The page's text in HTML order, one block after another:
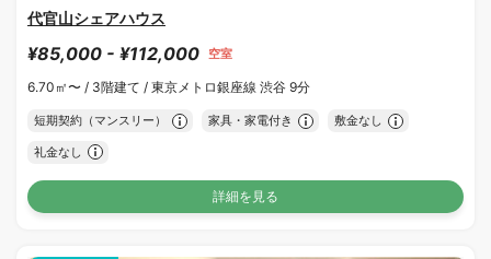
代官山シェアハウス
¥85,000 - ¥112,000 空室
6.70㎡〜 / 3階建て / 東京メトロ銀座線 渋谷 9分
短期契約（マンスリー） 家具・家電付き 敷金なし
礼金なし
詳細を見る